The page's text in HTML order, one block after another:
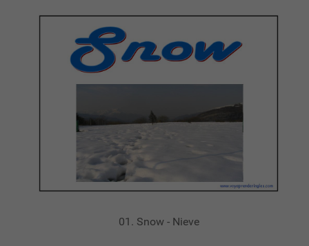
01. Snow - Nieve